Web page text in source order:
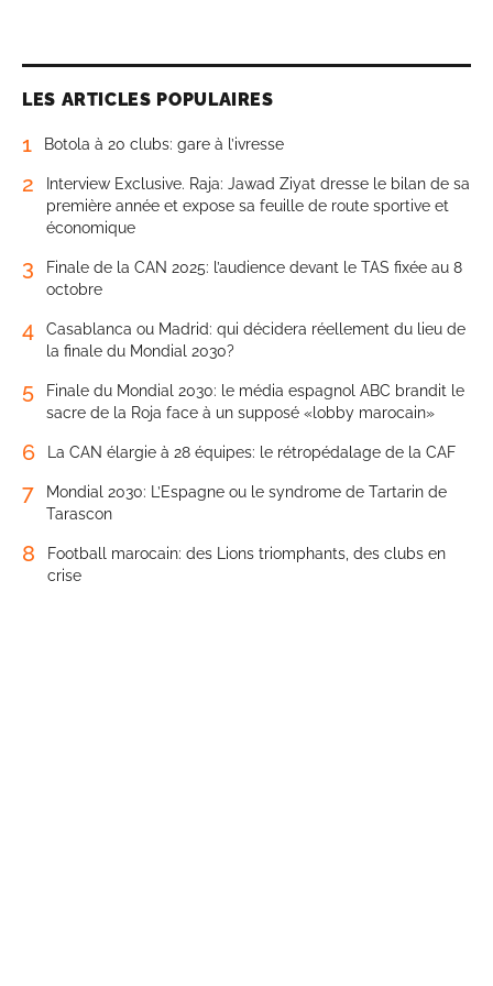
LES ARTICLES POPULAIRES
1 Botola à 20 clubs: gare à l’ivresse
2
Interview Exclusive. Raja: Jawad Ziyat dresse le bilan de sa
première année et expose sa feuille de route sportive et
économique
3
Finale de la CAN 2025: l’audience devant le TAS fixée au 8
octobre
4
Casablanca ou Madrid: qui décidera réellement du lieu de
la finale du Mondial 2030?
5
Finale du Mondial 2030: le média espagnol ABC brandit le
sacre de la Roja face à un supposé «lobby marocain»
6 La CAN élargie à 28 équipes: le rétropédalage de la CAF
7
Mondial 2030: L’Espagne ou le syndrome de Tartarin de
Tarascon
8
Football marocain: des Lions triomphants, des clubs en
crise